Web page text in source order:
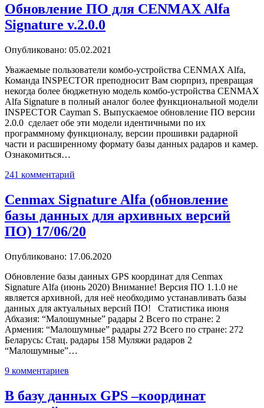
Обновление ПО для CENMAX Alfa
Signature v.2.0.0
Опубликовано: 05.02.2021
Уважаемые пользователи комбо-устройства CENMAX Alfa,
Команда INSPECTOR преподносит Вам сюрприз, превращая
некогда более бюджетную модель комбо-устройства CENMAX
Alfa Signature в полный аналог более функциональной модели
INSPECTOR Cayman S. Выпускаемое обновление ПО версии
2.0.0 сделает обе эти модели идентичными по их
программному функционалу, версии прошивки радарной
части и расширенному формату базы данных радаров и камер.
Ознакомиться…
241 комментарий
Cenmax Signature Alfa (обновление
базы данных для архивных версий
ПО) 17/06/20
Опубликовано: 17.06.2020
Обновление базы данных GPS координат для Cenmax
Signature Alfa (июнь 2020) Внимание! Версия ПО 1.1.0 не
является архивной, для неё необходимо устанавливать базы
данных для актуальных версий ПО! Статистика июня
Абхазия: “Малошумные” радары 2 Всего по стране: 2
Армения: “Малошумные” радары 272 Всего по стране: 272
Беларусь: Стац. радары 158 Муляжи радаров 2
“Малошумные”…
9 комментариев
В базу данных GPS –координат